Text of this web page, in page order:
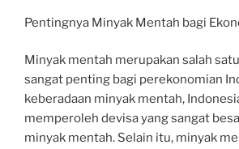
Pentingnya Minyak Mentah bagi
Minyak mentah merupakan salah
sangat penting bagi perekonomian
keberadaan minyak mentah,
memperoleh devisa yang sangat
minyak mentah. Selain itu, minyak